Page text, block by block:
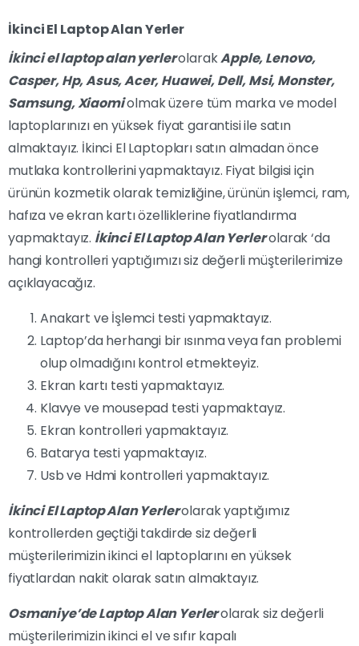
İkinci El Laptop Alan Yerler
İkinci el laptop alan yerlerolarakApple, Lenovo,
Casper, Hp, Asus, Acer, Huawei, Dell, Msi, Monster,
Samsung, Xiaomiolmak üzere tüm marka ve model
laptoplarınızı en yüksek fiyat garantisi ile satın
almaktayız. İkinci El Laptopları satın almadan önce
mutlaka kontrollerini yapmaktayız. Fiyat bilgisi için
ürünün kozmetik olarak temizliğine, ürünün işlemci, ram,
hafıza ve ekran kartı özelliklerine fiyatlandırma
yapmaktayız. İkinci El Laptop Alan Yerlerolarak ‘da
hangi kontrolleri yaptığımızı siz değerli müşterilerimize
açıklayacağız.
Anakart ve İşlemci testi yapmaktayız.
Laptop’da herhangi bir ısınma veya fan problemi
olup olmadığını kontrol etmekteyiz.
Ekran kartı testi yapmaktayız.
Klavye ve mousepad testi yapmaktayız.
Ekran kontrolleri yapmaktayız.
Batarya testi yapmaktayız.
Usb ve Hdmi kontrolleri yapmaktayız.
İkinci El Laptop Alan Yerlerolarak yaptığımız
kontrollerden geçtiği takdirde siz değerli
müşterilerimizin ikinci el laptoplarını en yüksek
fiyatlardan nakit olarak satın almaktayız.
Osmaniye’de Laptop Alan Yerlerolarak siz değerli
müşterilerimizin ikinci el ve sıfır kapalı